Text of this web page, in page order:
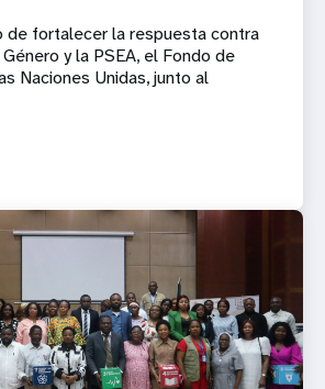
de fortalecer la respuesta contra
y la PSEA, el Fondo de
Naciones Unidas, junto al